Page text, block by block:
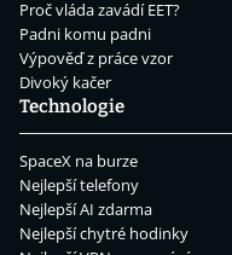
Proč vláda zavádí EET?
Padni komu padni
Výpověď z práce vzor
Divoký kačer
Technologie
SpaceX na burze
Nejlepší telefony
Nejlepší AI zdarma
Nejlepší chytré hodinky